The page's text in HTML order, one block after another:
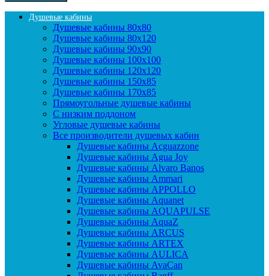
Душевые кабины
Душевые кабины 80x80
Душевые кабины 80x120
Душевые кабины 90х90
Душевые кабины 100x100
Душевые кабины 120x120
Душевые кабины 150x85
Душевые кабины 170x85
Прямоугольные душевые кабины
С низким поддоном
Угловые душевые кабины
Все производители душевых кабин
Душевые кабины Acguazzone
Душевые кабины Agua Joy
Душевые кабины Alvaro Banos
Душевые кабины Ammari
Душевые кабины APPOLLO
Душевые кабины Aquanet
Душевые кабины AQUAPULSE
Душевые кабины AquaZ
Душевые кабины ARCUS
Душевые кабины ARTEX
Душевые кабины AULICA
Душевые кабины AvaCan